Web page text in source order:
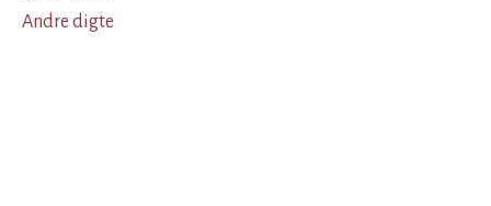
Andre digte